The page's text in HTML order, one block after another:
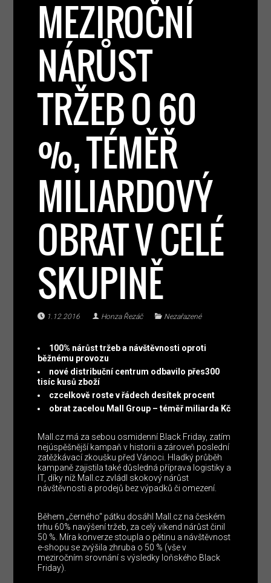
MEZIROČNÍ
NÁRŮST
TRŽEB O 60
%, TÉMĚŘ
MILIARDOVÝ
OBRAT V CELÉ
SKUPINĚ
1.12.2016 Honza Řezáč Nezařazené
100% nárůst tržeb a návštěvnosti oproti
běžnému provozu
nové distribuční centrum odbavilo přes300
tisíc kusů zboží
czcelkově roste v řádech desítek procent
obrat zacelou Mall Group – téměř miliarda Kč
Mall.cz má za sebou osmidenní Black Friday, zatím
nejúspěšnější kampaň v historii a zároveň poslední
zatěžkávací zkoušku před Vánoci. Hladký průběh
kampaně zajistila také důsledná příprava logistiky a
IT, díky níž Mall.cz zvládl skokový nárůst
návštěvnosti a prodejů bez výpadků či omezení.
Během „černého“ pátku dosáhl Mall.cz na českém
trhu 60% navýšení tržeb, za celý víkend nárůst činil
50 %. Míra konverze stoupla o pětinu a návštěvnost
e-shopu se zvýšila zhruba o 50 % (vše v
meziročním srovnání s výsledky loňského Black
Friday).